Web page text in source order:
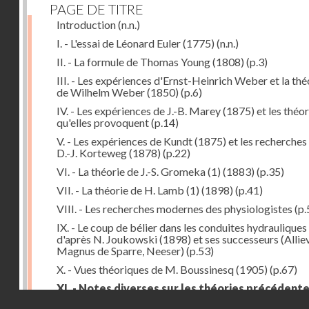
PAGE DE TITRE
Introduction(n.n.)
I. - L'essai de Léonard Euler (1775) (n.n.)
II. - La formule de Thomas Young (1808) (p.3)
III. - Les expériences d'Ernst-Heinrich Weber et la
de Wilhelm Weber (1850) (p.6)
IV. - Les expériences de J.-B. Marey (1875) et les
qu'elles provoquent(p.14)
V. - Les expériences de Kundt (1875) et les recherches
D.-J. Korteweg (1878) (p.22)
VI. - La théorie de J.-S. Gromeka (1) (1883) (p.35)
VII. - La théorie de H. Lamb (1) (1898) (p.41)
VIII. - Les recherches modernes des physiologistes
IX. - Le coup de bélier dans les conduites hydrauliques
d'après N. Joukowski (1898) et ses successeurs
Magnus de Sparre, Neeser) (p.53)
X. - Vues théoriques de M. Boussinesq (1905) (p.67)
XI. - Notes diverses sur les théories